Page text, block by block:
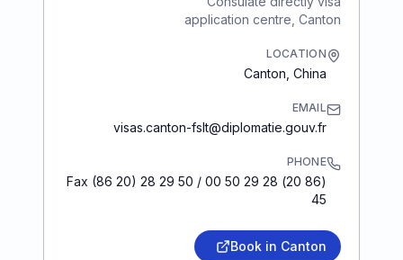
application centre, Canton
LOCATION
Canton China
EMAIL
visas.canton-fslt@diplomatie.gouv.fr
PHONE
(86 20) 28 29 50 00 / Fax (86 20) 28 29 50
45
Book in Canton